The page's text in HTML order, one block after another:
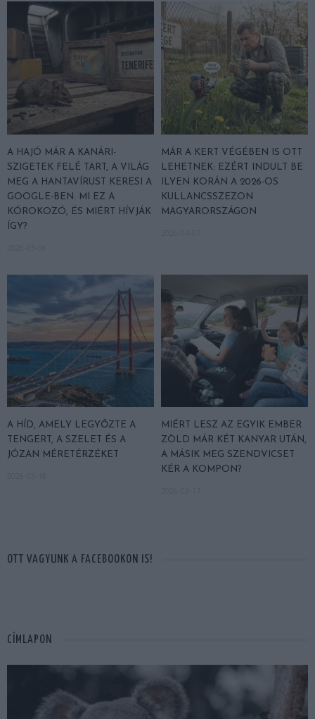
A HAJÓ MÁR A KANÁRI-
SZIGETEK FELÉ TART, A VILÁG
MEG A HANTAVÍRUST KERESI A
GOOGLE-BEN: MI EZ A
KÓROKOZÓ, ÉS MIÉRT HÍVJÁK
ÍGY?
MÁR A KERT VÉGÉBEN IS OTT
LEHETNEK: EZÉRT INDULT BE
ILYEN KORÁN A 2026-OS
KULLANCSSZEZON
MAGYARORSZÁGON
A HÍD, AMELY LEGYŐZTE A
TENGERT, A SZELET ÉS A
JÓZAN MÉRETÉRZÉKET
MIÉRT LESZ AZ EGYIK EMBER
ZÖLD MÁR KÉT KANYAR UTÁN,
A MÁSIK MEG SZENDVICSET
KÉR A KOMPON?
OTT VAGYUNK A FACEBOOKON IS!
CÍMLAPON